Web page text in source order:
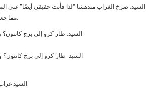
السيد. صرخ الغراب مندهشا “لذا فأنت حقيقي أيضًا” غنى
مما جعل الجمهور يصفق بأيديهم.
▲السيد